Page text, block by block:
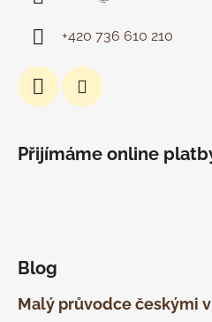
+420 736 610 210
Přijímáme online
Blog
Malý průvodce českými